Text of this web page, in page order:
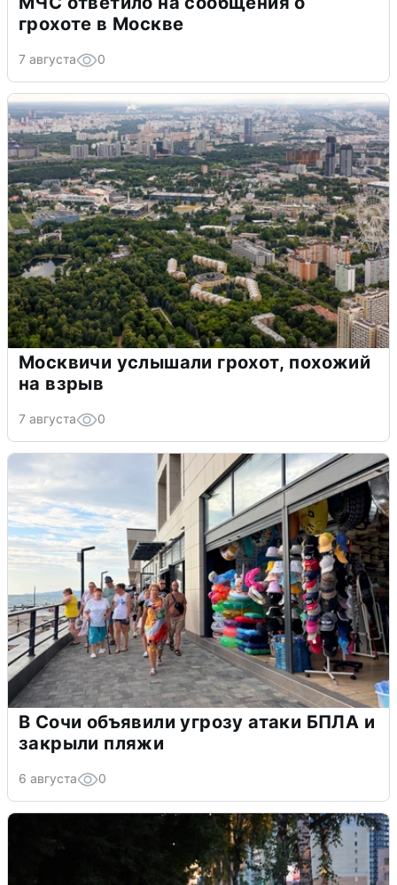
грохоте в Москве
7 августа 0
Москвичи услышали грохот, похожий
на взрыв
7 августа 0
В Сочи объявили угрозу атаки БПЛА и
закрыли пляжи
6 августа 0